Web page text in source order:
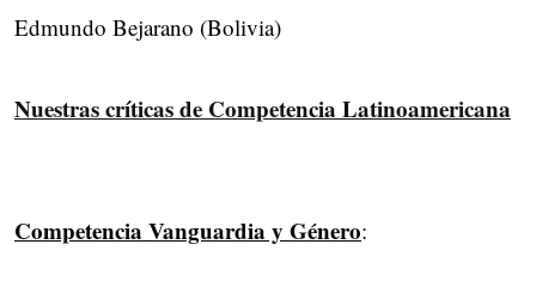
Edmundo Bejarano (Bolivia)
Nuestras críticas de Competencia Latinoamericana
Competencia Vanguardia y Género: